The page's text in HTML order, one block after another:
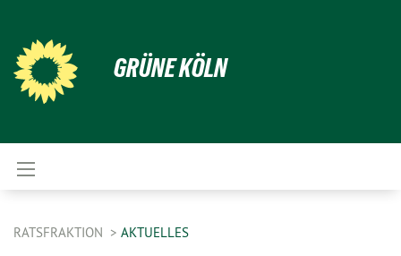
GRÜNE KÖLN
RATSFRAKTION AKTUELLES